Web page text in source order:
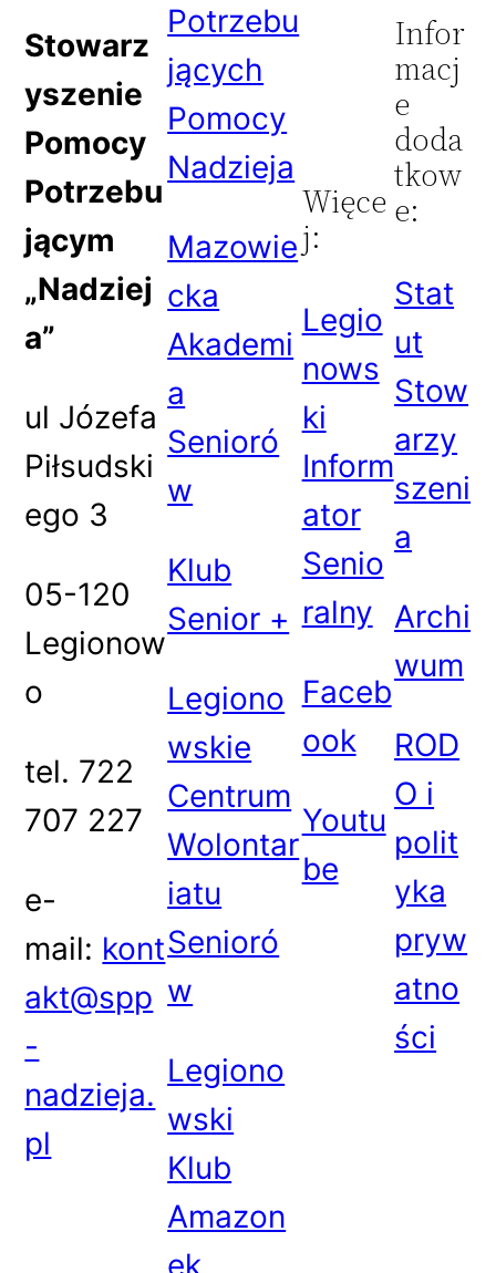
Stowarz
yszenie
Pomocy
Potrzebu
jącym
„Nadziej
a”
ul Józefa
Piłsudski
ego 3
05-120
Legionow
o
tel. 722
707 227
e-
mail: kont
akt@spp
-
nadzieja.
pl
Potrzebu
jących
Pomocy
Nadzieja
Mazowie
cka
Akademi
a
Senioró
w
Klub
Senior +
Legiono
wskie
Centrum
Wolontar
iatu
Senioró
w
Legiono
wski
Klub
Amazon
ek
Więce
j:
Legio
nows
ki
Inform
ator
Senio
ralny
Faceb
ook
Youtu
be
Infor
macj
e
doda
tkow
e:
Stat
ut
Stow
arzy
szeni
a
Archi
wum
ROD
O i
polit
yka
pryw
atno
ści